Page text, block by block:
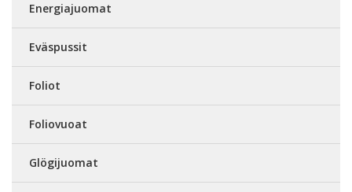
Energiajuomat
Eväspussit
Foliot
Foliovuoat
Glögijuomat